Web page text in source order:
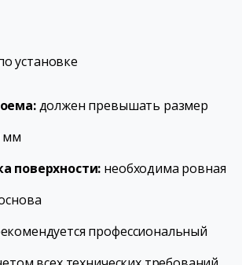
установке
должен превышать размер
мм
поверхности: необходима ровная
профессиональный